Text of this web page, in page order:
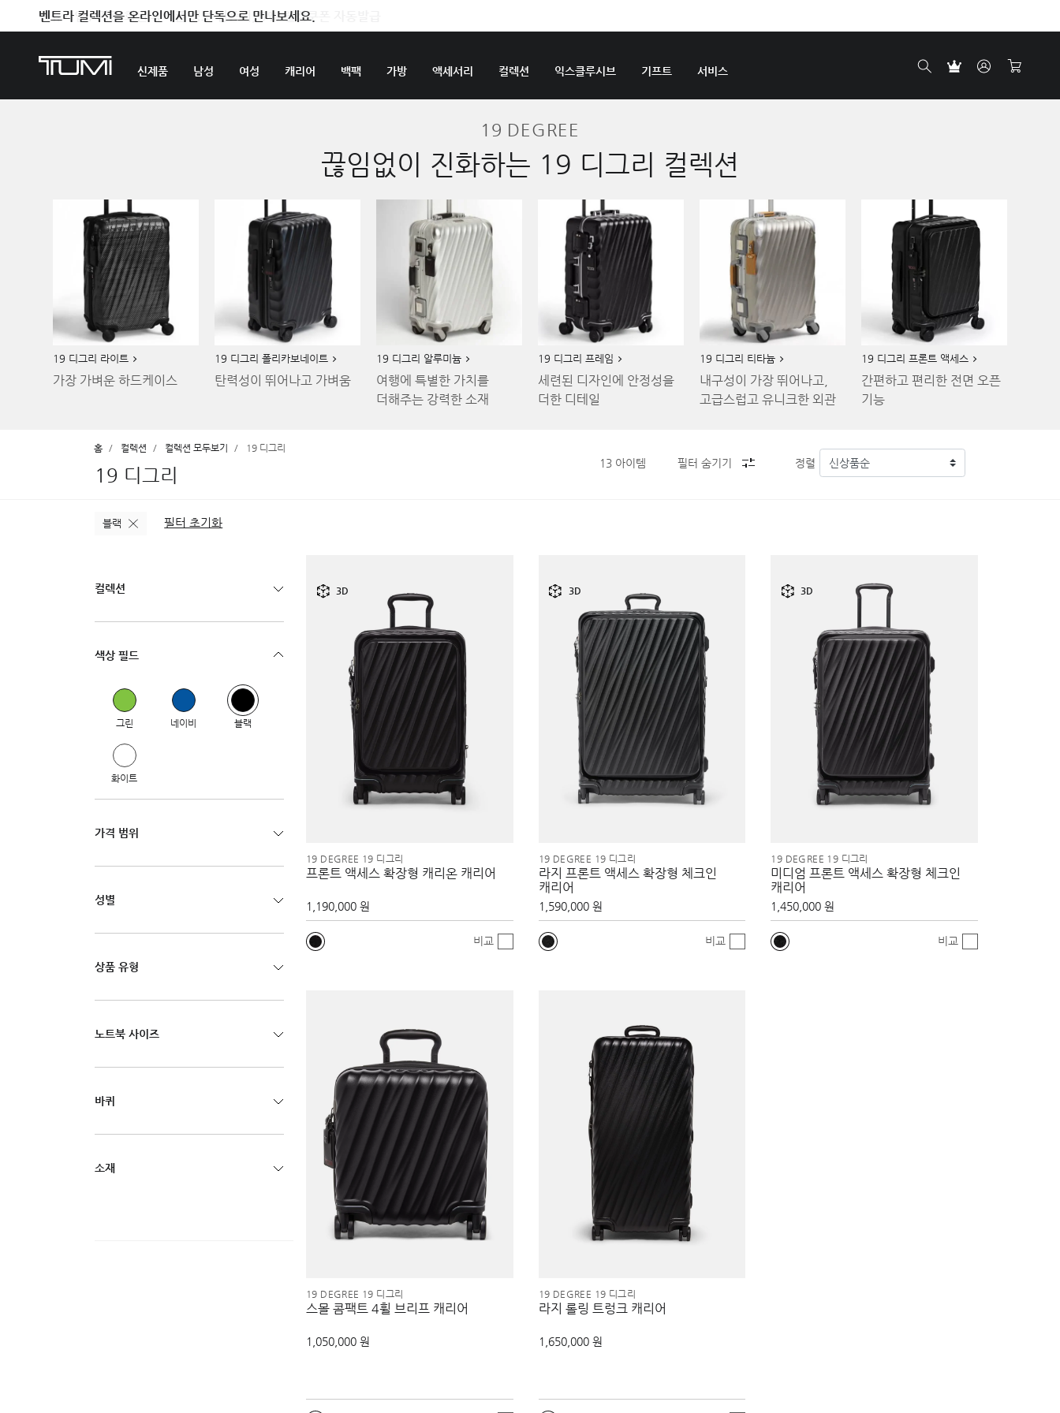
벤트라 컬렉션을 온라인에서만 단독으로 만나보세요.
신제품 남성 여성 캐리어 백팩 가방 액세서리 컬렉션 익스클루시브 기프트 서비스
19 DEGREE
끊임없이 진화하는 19 디그리 컬렉션
19 디그리 라이트
가장 가벼운 하드케이스
19 디그리 폴리카보네이트
탄력성이 뛰어나고 가벼움
19 디그리 알루미늄
여행에 특별한 가치를
더해주는 강력한 소재
19 디그리 프레임
세련된 디자인에 안정성을
더한 디테일
19 디그리 티타늄
내구성이 가장 뛰어나고,
고급스럽고 유니크한 외관
19 디그리 프론트 액세스
간편하고 편리한 전면 오픈
기능
홈 컬렉션 컬렉션 모두보기 19 디그리
19 디그리
13아이템 필터 숨기기 정렬
필터 초기화
블랙
컬렉션
색상 필드
그린 네이비 블랙
화이트
가격 범위
성별
상품 유형
노트북 사이즈
바퀴
소재
3D
19 DEGREE 19 디그리
프론트 액세스 확장형 캐리온 캐리어
1,190,000 원
비교
3D
19 DEGREE 19 디그리
라지 프론트 액세스 확장형 체크인
캐리어
1,590,000 원
비교
3D
19 DEGREE 19 디그리
미디엄 프론트 액세스 확장형 체크인
캐리어
1,450,000 원
비교
19 DEGREE 19 디그리
스몰 콤팩트 4휠 브리프 캐리어
1,050,000 원
19 DEGREE 19 디그리
라지 롤링 트렁크 캐리어
1,650,000 원